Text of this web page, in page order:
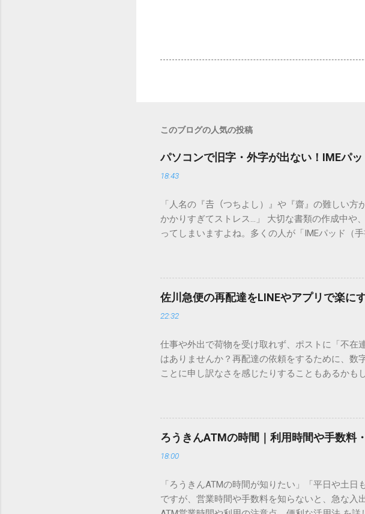
このブログの人気の投稿
パソコンで旧字・外字が出ない！IMEパ
18:43
「人名の『𠮷（つちよし）』や『齋』の難しい
かかりすぎてストレス…」 大切な書類の作成中や
ってしまいますよね。多くの人が「IMEパッド（
ードを打ち込むだけで一瞬で旧字や外字、特殊
この方法をマスターすれば、もう難しい漢字の入
が出てこないのか？ そもそも、なぜ普通の変換
認識する仕組みにあります。 日本のパソコンで
準」「第2水準」といった形で整理されています
「Unicode（ユニコード）」や「JISコード」と
所」のような番号が割り振られています。変換候
び出すことができるのです。 2. Windows標準機
できます。 具体的な手順（Unicode入力） 入力
角」にする（※重要）。 **「20BB7」**と入力す
力した数字が、一瞬で対応する漢字（例：𠮷）に
佐川急便の再配達をLINEやアプリで楽に
22:32
仕事や外出で荷物を受け取れず、ポストに「不在
はありませんか？再配達の依頼をするために、数
ことに申し訳なさを感じたりすることもあるかも
ビス「スマートクラブ」と、LINEや公式アプリ
なります。この記事では、忙しい毎日をサポート
す。 佐川急便の再配達が劇的に変わる「スマー
会員サービス「スマートクラブ」です。これは
す。 以前はウェブサイトを開いてログインする
じめ配達時間を変更するといった先回りの対応
本国内で最も利用されているコミュニケーション
ろうきんATMの時間｜利用時間や手数料
18:00
「ろうきんATMの時間が知りたい」「平日や土
ですが、営業時間や手数料を知らないと、急な